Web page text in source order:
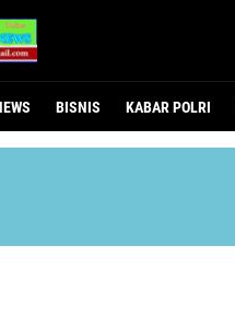
BISNIS KABAR POLRI